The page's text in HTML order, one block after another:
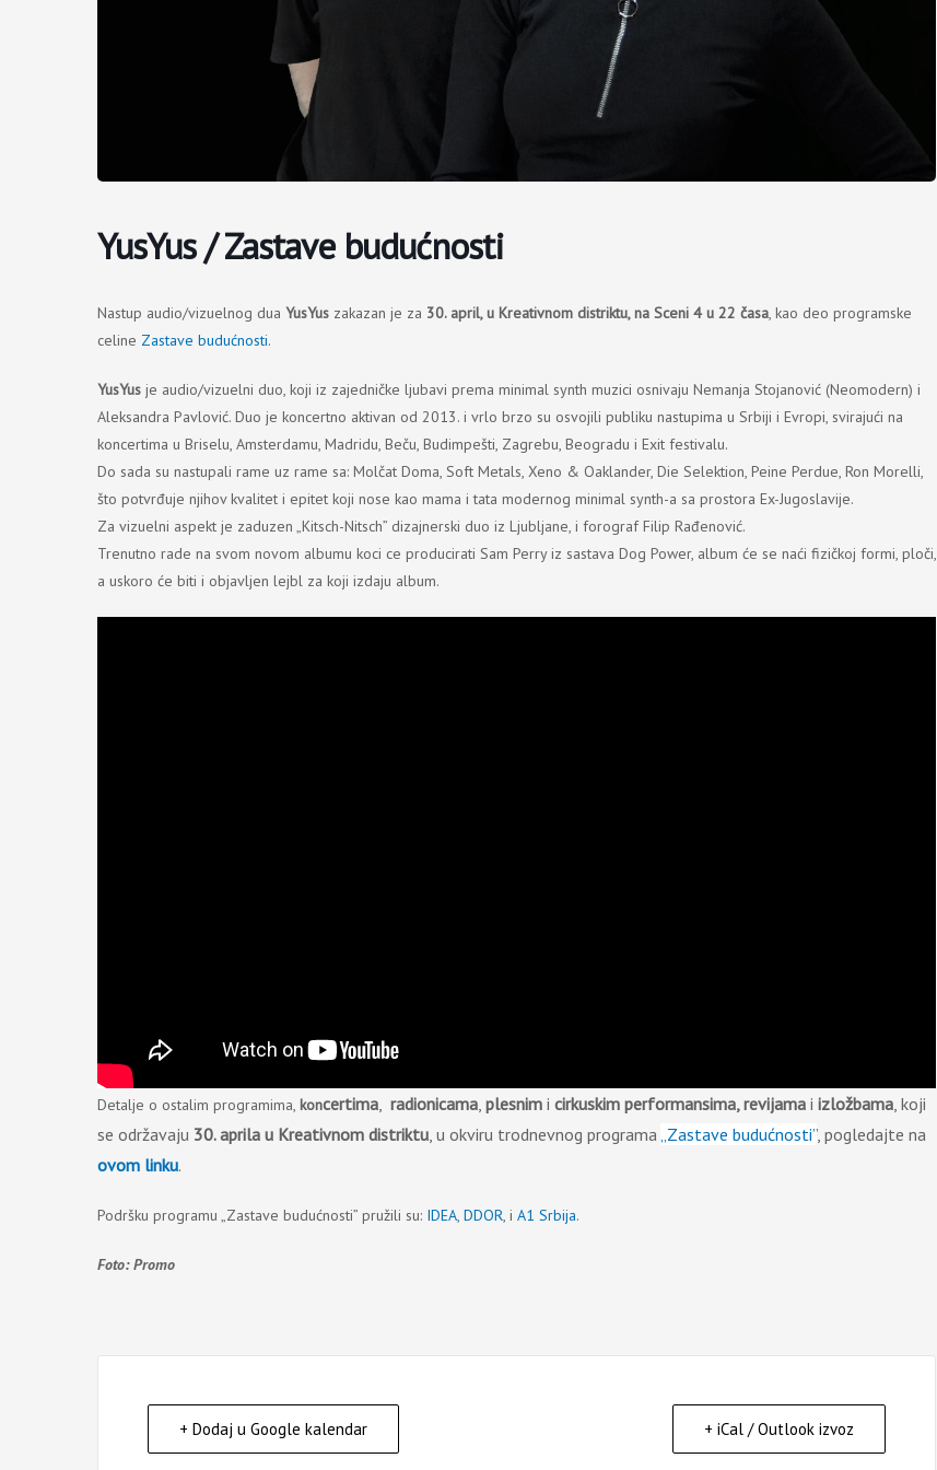
YusYus / Zastave budućnosti
Nastup audio/vizuelnog dua YusYus zakazan je za 30. april, u Kreativnom distriktu, na Sceni 4 u 22 časa, kao deo programske
celine Zastave budućnosti.
YusYus je audio/vizuelni duo, koji iz zajedničke ljubavi prema minimal synth muzici osnivaju Nemanja Stojanović (Neomodern) i
Aleksandra Pavlović. Duo je koncertno aktivan od 2013. i vrlo brzo su osvojili publiku nastupima u Srbiji i Evropi, svirajući na
koncertima u Briselu, Amsterdamu, Madridu, Beču, Budimpešti, Zagrebu, Beogradu i Exit festivalu.
Do sada su nastupali rame uz rame sa: Molčat Doma, Soft Metals, Xeno & Oaklander, Die Selektion, Peine Perdue, Ron Morelli,
što potvrđuje njihov kvalitet i epitet koji nose kao mama i tata modernog minimal synth-a sa prostora Ex-Jugoslavije.
Za vizuelni aspekt je zaduzen „Kitsch-Nitsch” dizajnerski duo iz Ljubljane, i forograf Filip Rađenović.
Trenutno rade na svom novom albumu koci ce producirati Sam Perry iz sastava Dog Power, album će se naći fizičkoj formi, ploči,
a uskoro će biti i objavljen lejbl za koji izdaju album.
Detalje o ostalim programima, koncertima, radionicama, plesnim i cirkuskim performansima, revijama i izložbama, koji
se održavaju 30. aprila u Kreativnom distriktu, u okviru trodnevnog programa„Zastave budućnosti”, pogledajte na
ovom linku.
Podršku programu „Zastave budućnosti” pružili su: IDEA, DDOR, i A1 Srbija.
Foto: Promo
+ Dodaj u Google kalendar + iCal / Outlook izvoz